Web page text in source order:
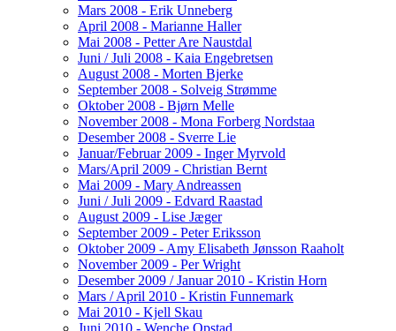
Mars 2008 - Erik Unneberg
April 2008 - Marianne Haller
Mai 2008 - Petter Are Naustdal
Juni / Juli 2008 - Kaia Engebretsen
August 2008 - Morten Bjerke
September 2008 - Solveig Strømme
Oktober 2008 - Bjørn Melle
November 2008 - Mona Forberg Nordstaa
Desember 2008 - Sverre Lie
Januar/Februar 2009 - Inger Myrvold
Mars/April 2009 - Christian Bernt
Mai 2009 - Mary Andreassen
Juni / Juli 2009 - Edvard Raastad
August 2009 - Lise Jæger
September 2009 - Peter Eriksson
Oktober 2009 - Amy Elisabeth Jønsson Raaholt
November 2009 - Per Wright
Desember 2009 / Januar 2010 - Kristin Horn
Mars / April 2010 - Kristin Funnemark
Mai 2010 - Kjell Skau
Juni 2010 - Wenche Opstad